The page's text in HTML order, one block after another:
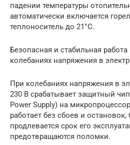
падении температуры
автоматически включается
теплоноситель до 21°С.
Безопасная и стабильная
колебаниях напряжения в
При колебаниях напряжения в
230 В срабатывает защитный
Power Supply) на
работает без сбоев и остановок,
продлевается срок его
предотвращаются поломки.